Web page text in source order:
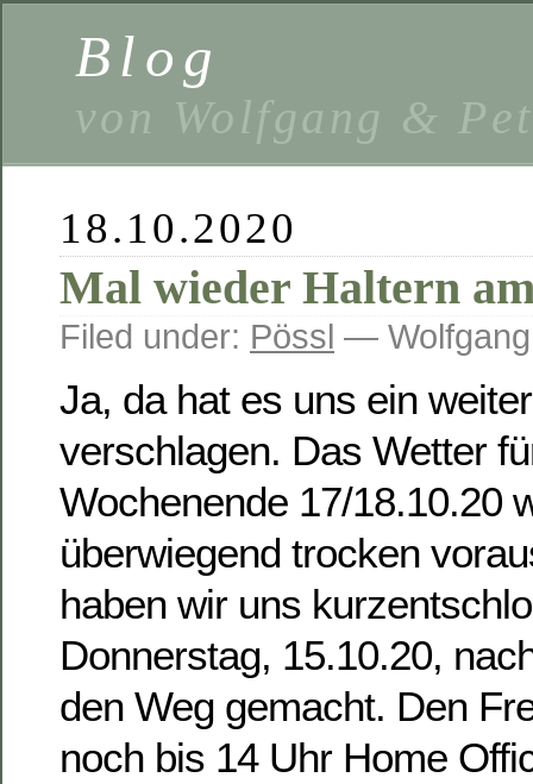
Blog
von Wolfgang &
18.10.2020
Mal wieder Haltern
Filed under: Pössl —
Ja, da hat es uns ein
verschlagen. Das Wetter
Wochenende 17/18.10.20
überwiegend trocken
haben wir uns
Donnerstag, 15.10.20,
den Weg gemacht. Den
noch bis 14 Uhr Home